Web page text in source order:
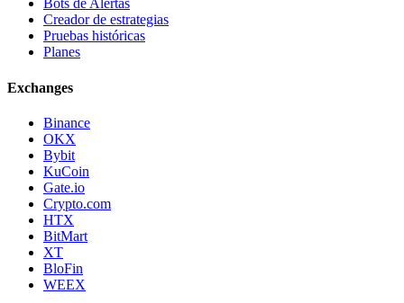
Bots de Alertas
Creador de estrategias
Pruebas históricas
Planes
Exchanges
Binance
OKX
Bybit
KuCoin
Gate.io
Crypto.com
HTX
BitMart
XT
BloFin
WEEX